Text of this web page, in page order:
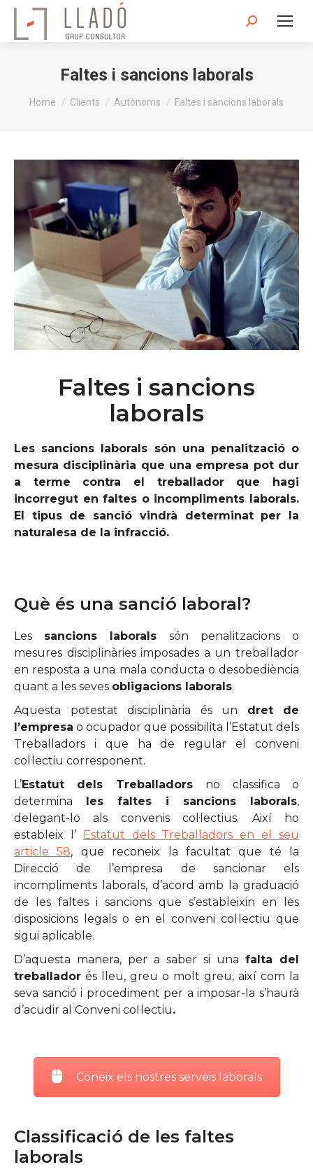
Search:
Faltes i sancions laborals
You are here:
Home Clients Autònoms Faltes i sancions laborals
Faltes i sancions
laborals
Les sancions laborals són una penalització o
mesura disciplinària que una empresa pot dur
a terme contra el treballador que hagi
incorregut en faltes o incompliments laborals.
El tipus de sanció vindrà determinat per la
naturalesa de la infracció.
Què és una sanció laboral?
Les sancions laborals són penalitzacions o
mesures disciplinàries imposades a un treballador
en resposta a una mala conducta o desobediència
quant a les seves obligacions laborals.
Aquesta potestat disciplinària és un dret de
l’empresa o ocupador que possibilita l’Estatut dels
Treballadors i que ha de regular el conveni
col·lectiu corresponent.
L’Estatut dels Treballadors no classifica o
determina les faltes i sancions laborals,
delegant-lo als convenis col·lectius. Així ho
estableix l’ Estatut dels Treballadors en el seu
article 58, que reconeix la facultat que té la
Direcció de l’empresa de sancionar els
incompliments laborals, d’acord amb la graduació
de les faltes i sancions que s’estableixin en les
disposicions legals o en el conveni col·lectiu que
sigui aplicable.
D’aquesta manera, per a saber si una falta del
treballador és lleu, greu o molt greu, així com la
seva sanció i procediment per a imposar-la s’haurà
d’acudir al Conveni col·lectiu.
Coneix els nostres serveis laborals
Classificació de les faltes
laborals